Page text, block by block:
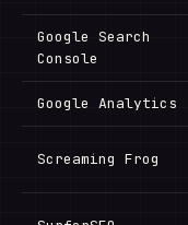
Google Search
Console
Google Analytics
Screaming Frog